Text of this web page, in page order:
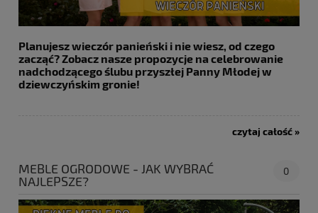
Planujesz wieczór panieński i nie wiesz, od czego
zacząć? Zobacz nasze propozycje na celebrowanie
nadchodzącego ślubu przyszłej Panny Młodej w
dziewczyńskim gronie!
czytaj całość »
MEBLE OGRODOWE - JAK WYBRAĆ
NAJLEPSZE?
0